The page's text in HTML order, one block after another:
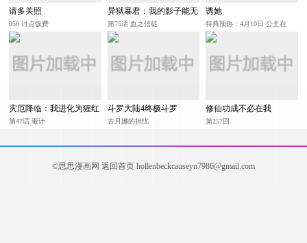
请多关照
050 讨点饭费
异狱暴君：我的影子能无
限进化
第75话 血之信徒
诱她
特典预热：4月10日 公主在
上，甘愿臣服
灾厄降临：我进化为猩红
之王
第47话 毒计
斗罗大陆4终极斗罗
古月娜的担忧
修仙功成不必在我
第257回
©思思漫画网 返回首页 hollenbeckcauseyn7986@gmail.com